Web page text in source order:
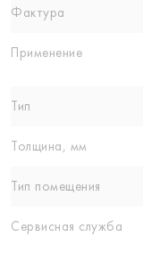
Фактура
Применение
Тип
Толщина, мм
Тип помещения
Сервисная служба